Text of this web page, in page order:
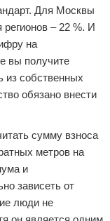
Для Москвы
регионов – 22 %. И
на
вы получите
из собственных
обязано внести
сумму взноса
метров на
и
зависеть от
люди не